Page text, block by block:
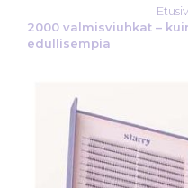
2000 valmisviuhkat –
edullisempia